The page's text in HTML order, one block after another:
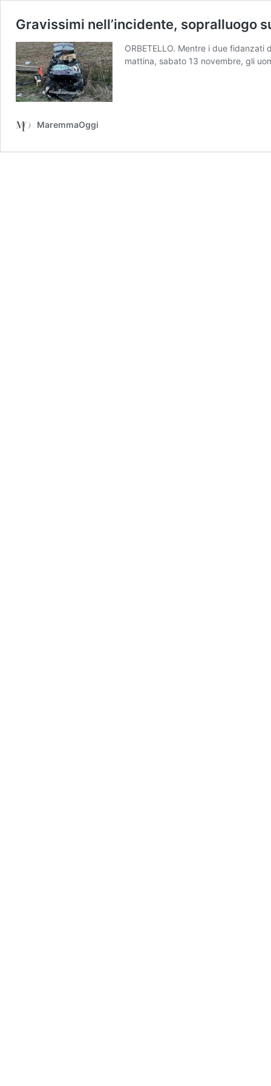
Gravissimi nell’incidente, sopralluogo
ORBETELLO. Mentre i due
mattina, sabato 13 novembre, gli
MaremmaOggi